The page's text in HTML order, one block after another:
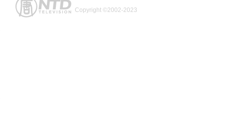
Copyright ©2002-2023